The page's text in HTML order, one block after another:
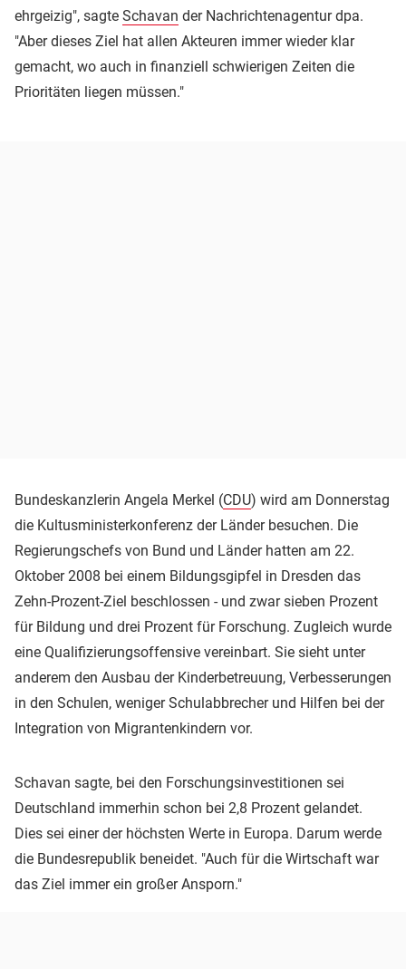
ehrgeizig", sagte Schavan der Nachrichtenagentur dpa.
"Aber dieses Ziel hat allen Akteuren immer wieder klar
gemacht, wo auch in finanziell schwierigen Zeiten die
Prioritäten liegen müssen."
Bundeskanzlerin Angela Merkel (CDU) wird am Donnerstag
die Kultusministerkonferenz der Länder besuchen. Die
Regierungschefs von Bund und Länder hatten am 22.
Oktober 2008 bei einem Bildungsgipfel in Dresden das
Zehn-Prozent-Ziel beschlossen - und zwar sieben Prozent
für Bildung und drei Prozent für Forschung. Zugleich wurde
eine Qualifizierungsoffensive vereinbart. Sie sieht unter
anderem den Ausbau der Kinderbetreuung, Verbesserungen
in den Schulen, weniger Schulabbrecher und Hilfen bei der
Integration von Migrantenkindern vor.
Schavan sagte, bei den Forschungsinvestitionen sei
Deutschland immerhin schon bei 2,8 Prozent gelandet.
Dies sei einer der höchsten Werte in Europa. Darum werde
die Bundesrepublik beneidet. "Auch für die Wirtschaft war
das Ziel immer ein großer Ansporn."